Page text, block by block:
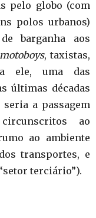
pelo globo (com
polos urbanos)
barganha aos
motoboys, taxistas,
ele, uma das
últimas décadas
a passagem
ao
ao ambiente
transportes, e
terciário”).